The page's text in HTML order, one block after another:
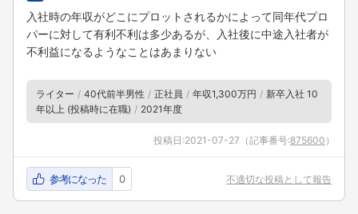
入社時の年収がどこにプロットされるかによって同年代プロ
パーに対して有利不利は多少あるが、入社後に中途入社者が
不利益になるようなことはあまりない
ライター 40代前半男性 正社員 年収1,300万円
新卒入社 10
年以上 (投稿時に在職)
2021年度
投稿日:2021-07-27 （記事番号:875600 ）
参考になった 0 不適切な投稿として報告